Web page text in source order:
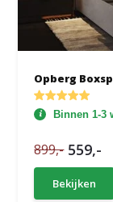
Opberg
Binnen 1-3
899,- 559,-
Bekijken